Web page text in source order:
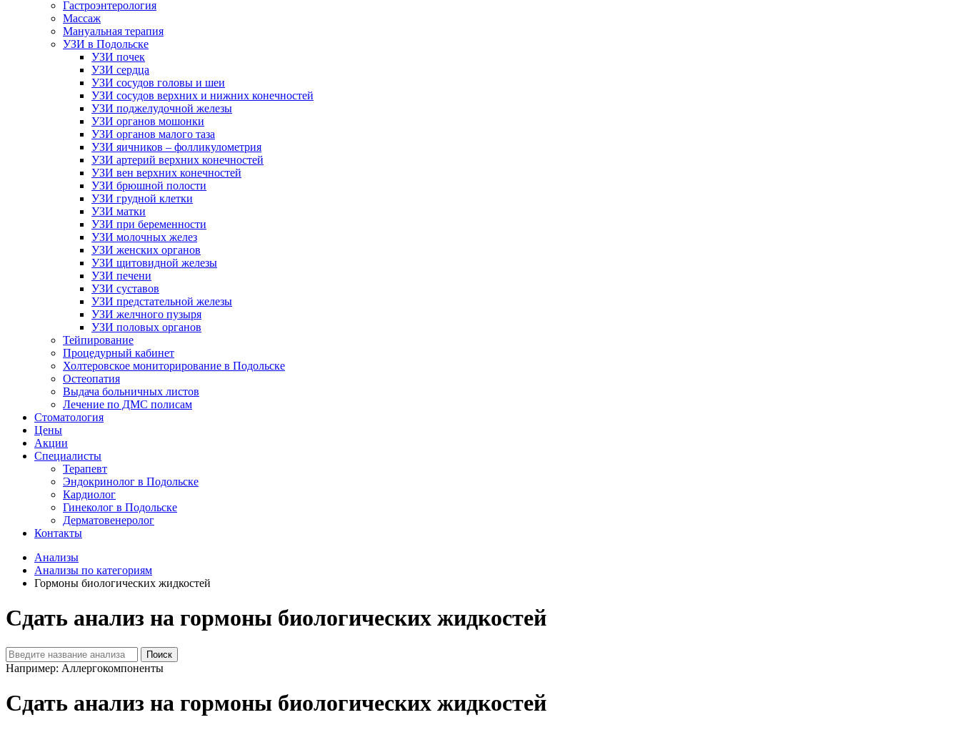
Гастроэнтерология
Массаж
Мануальная терапия
УЗИ в Подольске
УЗИ почек
УЗИ сердца
УЗИ сосудов головы и шеи
УЗИ сосудов верхних и нижних конечностей
УЗИ поджелудочной железы
УЗИ органов мошонки
УЗИ органов малого таза
УЗИ яичников – фолликулометрия
УЗИ артерий верхних конечностей
УЗИ вен верхних конечностей
УЗИ брюшной полости
УЗИ грудной клетки
УЗИ матки
УЗИ при беременности
УЗИ молочных желез
УЗИ женских органов
УЗИ щитовидной железы
УЗИ печени
УЗИ суставов
УЗИ предстательной железы
УЗИ желчного пузыря
УЗИ половых органов
Тейпирование
Процедурный кабинет
Холтеровское мониторирование в Подольске
Остеопатия
Выдача больничных листов
Лечение по ДМС полисам
Стоматология
Цены
Акции
Специалисты
Терапевт
Эндокринолог в Подольске
Кардиолог
Гинеколог в Подольске
Дерматовенеролог
Контакты
Анализы
Анализы по категориям
Гормоны биологических жидкостей
Сдать анализ на гормоны биологических жидкостей
Например: Аллергокомпоненты
Сдать анализ на гормоны биологических жидкостей